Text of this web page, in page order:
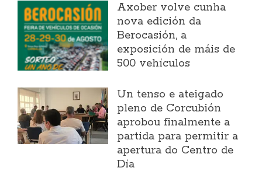
Axober volve cunha
nova edición da
Berocasión, a
exposición de máis de
500 vehículos
Un tenso e ateigado
pleno de Corcubión
aprobou finalmente a
partida para permitir a
apertura do Centro de
Día